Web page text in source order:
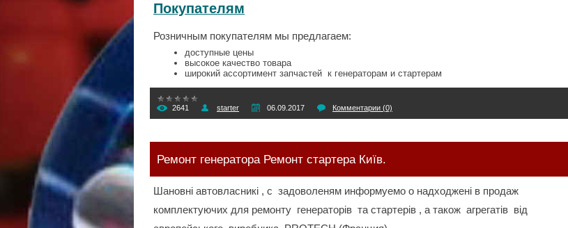
Покупателям
Розничным покупателям мы предлагаем:
доступные цены
высокое качество товара
широкий ассортимент запчастей к генераторам и стартерам
2641 starter 06.09.2017 Комментарии (0)
Ремонт генератора Ремонт стартера Київ.
Шановні автовласникі , с задоволеням информуемо о надходжені в продаж
комплектуючих для ремонту генераторів та стартерів , а також агрегатів від